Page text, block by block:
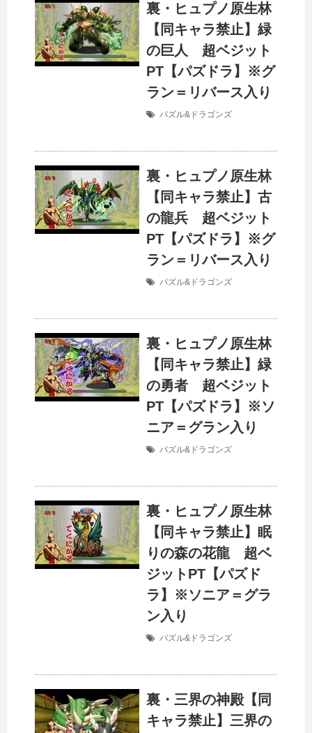
裏・ヒュプノ原生林
【同キャラ禁止】緑
の巨人 超ベジット
PT【パズドラ】※グ
ラン＝リバース入り
パズル&ドラゴンズ
裏・ヒュプノ原生林
【同キャラ禁止】古
の龍兵 超ベジット
PT【パズドラ】※グ
ラン＝リバース入り
パズル&ドラゴンズ
裏・ヒュプノ原生林
【同キャラ禁止】緑
の勇者 超ベジット
PT【パズドラ】※ソ
ニア＝グラン入り
パズル&ドラゴンズ
裏・ヒュプノ原生林
【同キャラ禁止】眠
りの森の花龍 超ベ
ジットPT【パズド
ラ】※ソニア＝グラ
ン入り
パズル&ドラゴンズ
裏・三界の神殿【同
キャラ禁止】三界の